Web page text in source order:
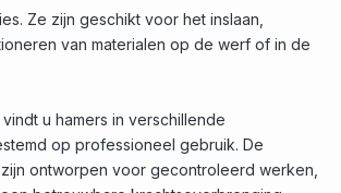
Ze zijn geschikt voor het inslaan,
van materialen op de werf of in de
u hamers in verschillende
op professioneel gebruik. De
ontworpen voor gecontroleerd werken,